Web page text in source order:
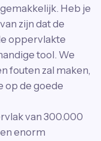
Heb je
zijn dat de
oppervlakte
tool. We
fouten zal maken,
op de goede
van 300.000
enorm